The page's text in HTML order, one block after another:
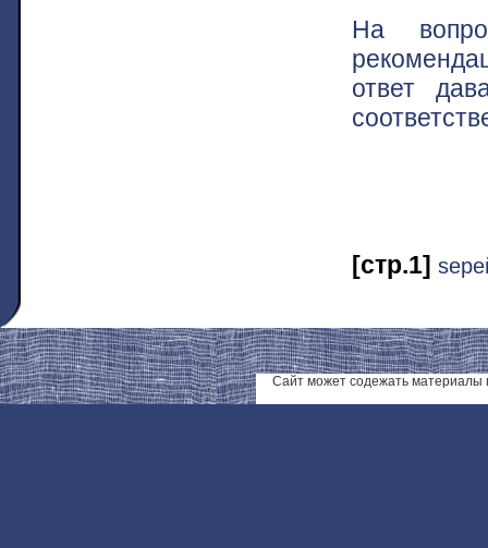
На
ответ
[стр.1]
Сайт может содежать материалы